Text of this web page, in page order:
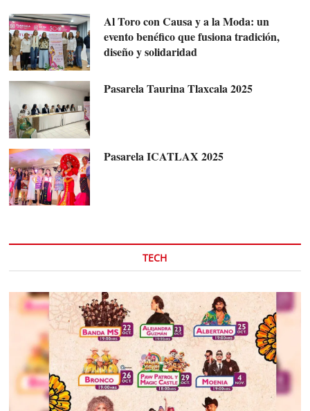
Al Toro con Causa y a la Moda: un
evento benéfico que fusiona tradición,
diseño y solidaridad
Pasarela Taurina Tlaxcala 2025
Pasarela ICATLAX 2025
TECH